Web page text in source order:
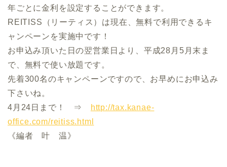
年ごとに金利を設定することができます。
REITISS（リーティス）は現在、無料で利用できるキ
ャンペーンを実施中です！
お申込み頂いた日の翌営業日より、平成28月5月末ま
で、無料で使い放題です。
先着300名のキャンペーンですので、お早めにお申込み
下さいね。
4月24日まで！ ⇒
http://tax.kanae-
office.com/reitiss.html
《編者 叶 温》